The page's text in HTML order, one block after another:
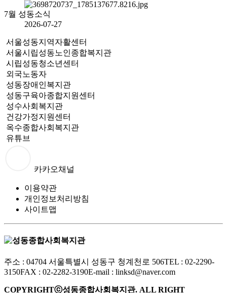
7월 성동소식
2026-07-27
서울성동지역자활센터
서울시립성동노인종합복지관
시립성동청소년센터
외국노동자
성동장애인복지관
성동구육아종합지원센터
성수사회복지관
건강가정지원센터
옥수종합사회복지관
유튜브
카카오채널
이용약관
개인정보처리방침
사이트맵
주소 : 04704 서울특별시 성동구 청계천로 506TEL : 02-2290-
3150FAX : 02-2282-3190E-mail : linksd@naver.com
COPYRIGHTⓒ성동종합사회복지관. ALL RIGHT